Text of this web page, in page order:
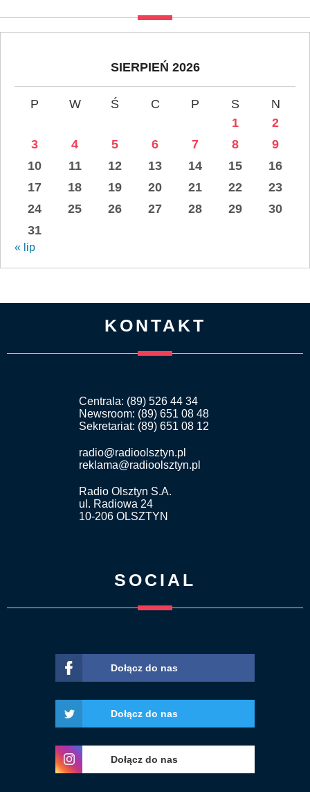
SIERPIEŃ 2026
P W Ś C P S
N
1
2
3
4 5 6 7 8
9
10
11 12 13 14 15
16
17
18 19 20 21 22
23
24
25 26 27 28 29
30
31
« lip
KONTAKT
Centrala: (89) 526 44 34
Newsroom: (89) 651 08 48
Sekretariat: (89) 651 08 12
radio@radioolsztyn.pl
reklama@radioolsztyn.pl
Radio Olsztyn S.A.
ul. Radiowa 24
10-206 OLSZTYN
SOCIAL
Dołącz do nas
Dołącz do nas
Dołącz do nas